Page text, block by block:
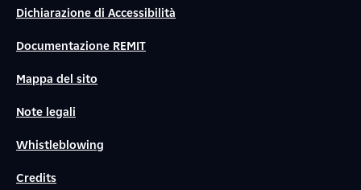
Dichiarazione di Accessibilità
Documentazione REMIT
Mappa del sito
Note legali
Whistleblowing
Credits